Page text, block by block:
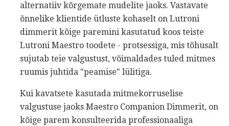
alternatiiv kõrgemate mudelite jaoks. Vastavate
õnnelike klientide ütluste kohaselt on Lutroni
dimmerit kõige paremini kasutatud koos teiste
Lutroni Maestro toodete - protsessiga, mis tõhusalt
sujutab teie valgustust, võimaldades tuled mitmes
ruumis juhtida "peamise" lülitiga.
Kui kavatsete kasutada mitmekorruselise
valgustuse jaoks Maestro Companion Dimmerit, on
kõige parem konsulteerida professionaaliga